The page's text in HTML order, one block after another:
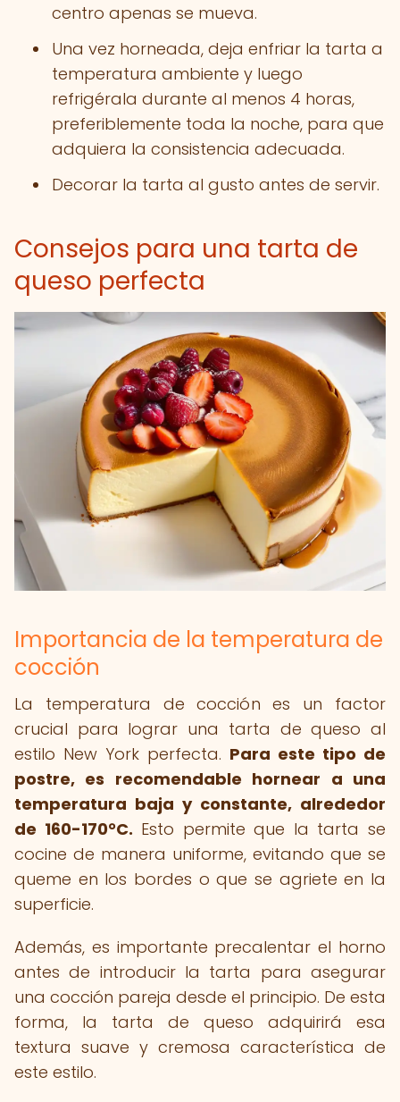
centro apenas se mueva.
Una vez horneada, deja enfriar la tarta a
temperatura ambiente y luego
refrigérala durante al menos 4 horas,
preferiblemente toda la noche, para que
adquiera la consistencia adecuada.
Decorar la tarta al gusto antes de servir.
Consejos para una tarta de
queso perfecta
Importancia de la temperatura de
cocción
La temperatura de cocción es un factor
crucial para lograr una tarta de queso al
estilo New York perfecta. Para este tipo de
postre, es recomendable hornear a una
temperatura baja y constante, alrededor
de 160-170°C. Esto permite que la tarta se
cocine de manera uniforme, evitando que se
queme en los bordes o que se agriete en la
superficie.
Además, es importante precalentar el horno
antes de introducir la tarta para asegurar
una cocción pareja desde el principio. De esta
forma, la tarta de queso adquirirá esa
textura suave y cremosa característica de
este estilo.